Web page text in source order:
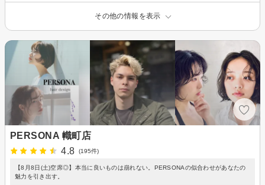
その他の情報を表示
PERSONA 幟町店
4.8
(195件)
【8月8日(土)空席◎】本当に良いものは崩れない。PERSONAの似合わせがあなたの
魅力を引き出す。